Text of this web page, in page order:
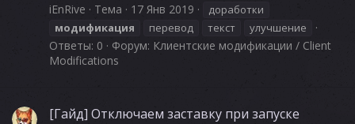
iEnRive
Тема 17 Янв 2019
доработки
модификация
перевод текст улучшение
Ответы: 0 Форум: Клиентские модификации / Client
Modifications
[Гайд] Отключаем заставку при запуске